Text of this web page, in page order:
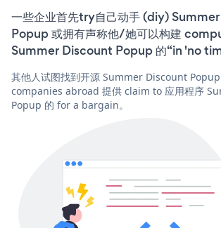
一些企业首先try自己动手 (diy)
Popup 或拥有声称他/她可以构建
Summer Discount Popup 的“in 'no
其他人试图找到开源 Summer Discount
companies abroad 提供 claim to 应用程序
Popup 的 for a bargain。